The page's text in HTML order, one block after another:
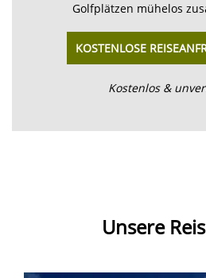
Golfplätzen mühelos
KOSTENLOSE
Kostenlos &
Unsere